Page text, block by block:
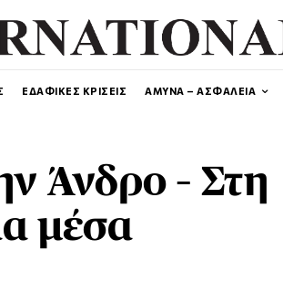
ΕΔΑΦΙΚΕΣ ΚΡΙΣΕΙΣ ΑΜΥΝΑ – ΑΣΦΑΛΕΙΑ
Άνδρο – Στη
μέσα